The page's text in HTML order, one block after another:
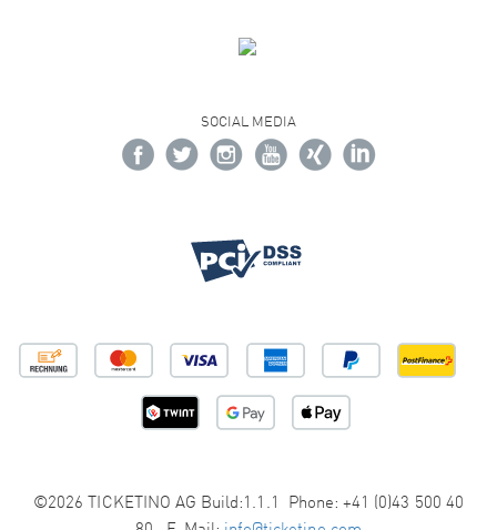
SOCIAL MEDIA
©2026 TICKETINO AG Build:1.1.1 Phone: +41 (0)43 500 40